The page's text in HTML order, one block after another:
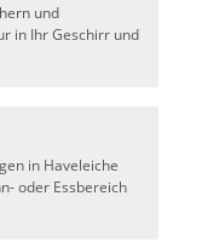
und
in Ihr Geschirr und
in Haveleiche
oder Essbereich